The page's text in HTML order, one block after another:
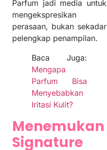
Parfum jadi media untuk
mengekspresikan
perasaan, bukan sekadar
pelengkap penampilan.
Baca Juga:
Mengapa
Parfum Bisa
Menyebabkan
Iritasi Kulit?
Menemukan
Signature